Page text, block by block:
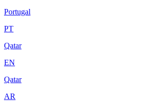
Portugal
PT
Qatar
EN
Qatar
AR